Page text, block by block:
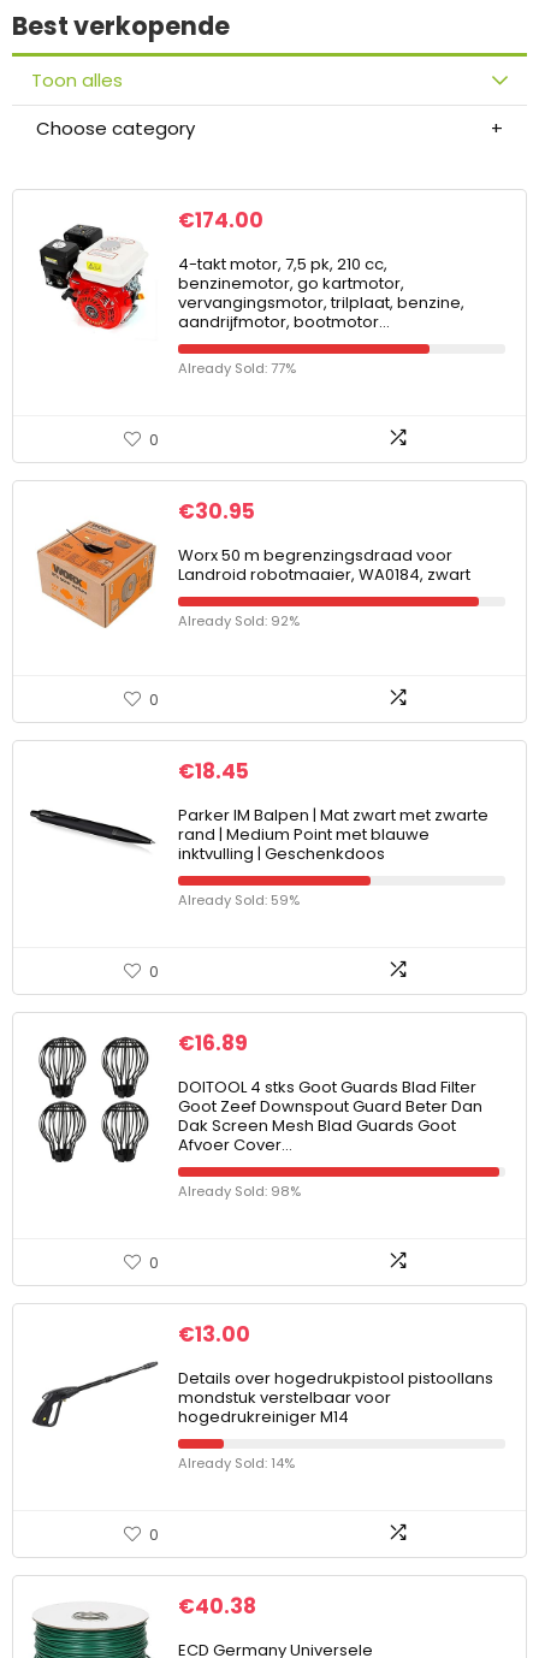
Best verkopende
Toon alles
Choose category
€174.00
4-takt motor, 7,5 pk, 210 cc,
benzinemotor, go kartmotor,
vervangingsmotor, trilplaat, benzine,
aandrijfmotor, bootmotor…
Already Sold: 77%
0
€30.95
Worx 50 m begrenzingsdraad voor
Landroid robotmaaier, WA0184, zwart
Already Sold: 92%
0
€18.45
Parker IM Balpen | Mat zwart met zwarte
rand | Medium Point met blauwe
inktvulling | Geschenkdoos
Already Sold: 59%
0
€16.89
DOITOOL 4 stks Goot Guards Blad Filter
Goot Zeef Downspout Guard Beter Dan
Dak Screen Mesh Blad Guards Goot
Afvoer Cover…
Already Sold: 98%
0
€13.00
Details over hogedrukpistool pistoollans
mondstuk verstelbaar voor
hogedrukreiniger M14
Already Sold: 14%
0
€40.38
ECD Germany Universele